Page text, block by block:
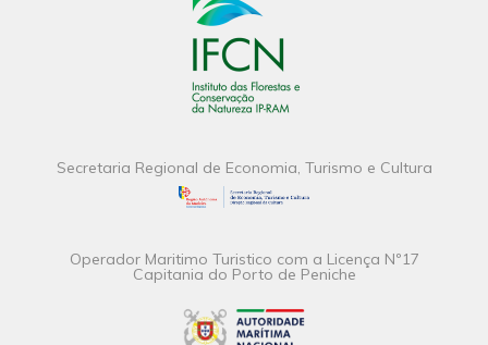
Secretaria Regional de Economia, Turismo e Cultura
Operador Maritimo Turistico com a Licença Nº17
Capitania do Porto de Peniche